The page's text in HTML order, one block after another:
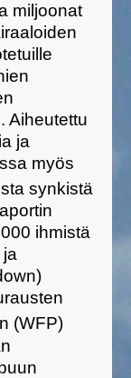
miljoonat
Aiheutettu
ja
myös
synkistä
ihmistä
ja
(WFP)